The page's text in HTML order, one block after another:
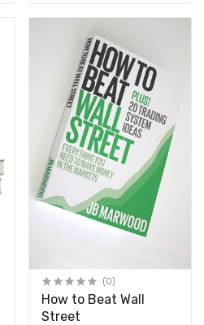
(0)
How to Beat Wall
Street